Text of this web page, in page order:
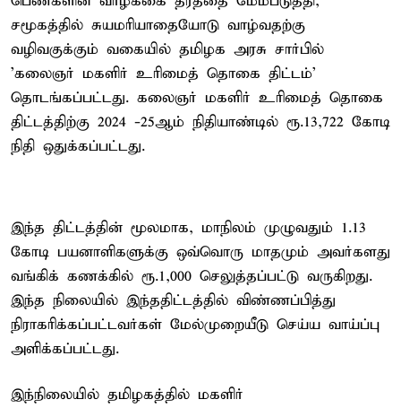
சமூகத்தில் சுயமரியாதையோடு வாழ்வதற்கு
வழிவகுக்கும் வகையில் தமிழக அரசு சார்பில்
'கலைஞர் மகளிர் உரிமைத் தொகை திட்டம்'
தொடங்கப்பட்டது. கலைஞர் மகளிர் உரிமைத் தொகை
திட்டத்திற்கு 2024 -25ஆம் நிதியாண்டில் ரூ.13,722 கோடி
நிதி ஒதுக்கப்பட்டது.
இந்த திட்டத்தின் மூலமாக, மாநிலம் முழுவதும் 1.13
கோடி பயனாளிகளுக்கு ஒவ்வொரு மாதமும் அவர்களது
வங்கிக் கணக்கில் ரூ.1,000 செலுத்தப்பட்டு வருகிறது.
இந்த நிலையில் இந்ததிட்டத்தில் விண்ணப்பித்து
நிராகரிக்கப்பட்டவர்கள் மேல்முறையீடு செய்ய வாய்ப்பு
அளிக்கப்பட்டது.
இந்நிலையில் தமிழகத்தில் மகளிர்